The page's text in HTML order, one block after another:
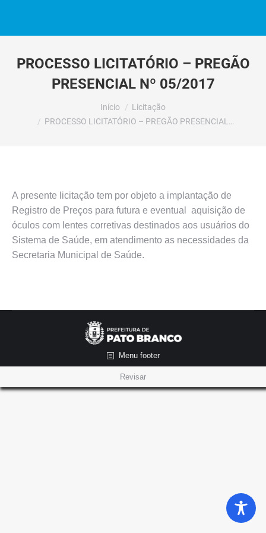
PROCESSO LICITATÓRIO – PREGÃO
PRESENCIAL Nº 05/2017
Início
Licitação
PROCESSO LICITATÓRIO – PREGÃO PRESENCIAL…
A presente licitação tem por objeto a implantação de
Registro de Preços para futura e eventual aquisição de
óculos com lentes corretivas destinados aos usuários do
Sistema de Saúde, em atendimento as necessidades da
Secretaria Municipal de Saúde.
Menu footer
Revisar